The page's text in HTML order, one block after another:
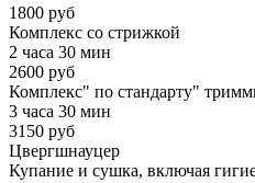
1800 руб
Комплекс со стрижкой
2 часа 30 мин
2600 руб
Комплекс" по стандарту"
3 часа 30 мин
3150 руб
Цвергшнауцер
Купание и сушка, включая